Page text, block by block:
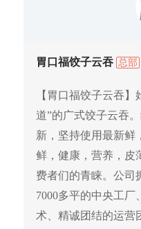
胃口福饺子云吞 总部
【胃口福饺子云吞
道”的广式饺子云吞
新，坚持使用最新鲜
鲜，健康，营养，皮
费者们的青睐。公司
7000多平的中央工
术、精诚团结的运营